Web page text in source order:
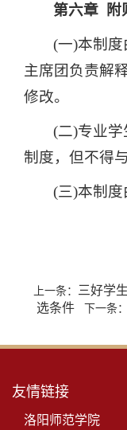
第六章 附
(一)本制
主席团负责解
修改。
(二)专业
制度，但不得
(三)本制度
上一条： 三好学
选条件 下一条：
友情链接
洛阳师范学院